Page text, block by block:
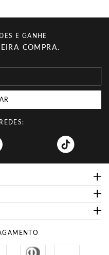
E GANHE
COMPRA.
Facebook